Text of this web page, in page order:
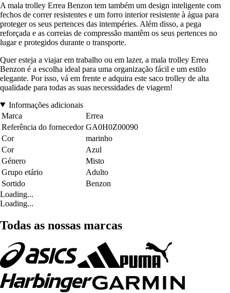
A mala trolley Errea Benzon tem também um design inteligente com
fechos de correr resistentes e um forro interior resistente à água para
proteger os seus pertences das intempéries. Além disso, a pega
reforçada e as correias de compressão mantêm os seus pertences no
lugar e protegidos durante o transporte.
Quer esteja a viajar em trabalho ou em lazer, a mala trolley Errea
Benzon é a escolha ideal para uma organização fácil e um estilo
elegante. Por isso, vá em frente e adquira este saco trolley de alta
qualidade para todas as suas necessidades de viagem!
Informações adicionais
Marca
Errea
Referência do fornecedor GA0H0Z00090
Cor
marinho
Cor
Azul
Género
Misto
Grupo etário
Adulto
Sortido
Benzon
Loading...
Loading...
Todas as nossas marcas